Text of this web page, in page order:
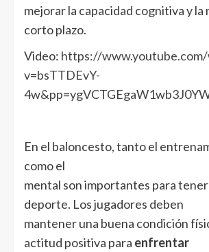
mejorar la capacidad cognitiva y la
corto plazo.
Video: https://
v=bsTTDEvY-
En el baloncesto, tanto el
como el
mental son importantes para
deporte. Los jugadores deben
mantener una buena condición
actitud positiva para enfrentar